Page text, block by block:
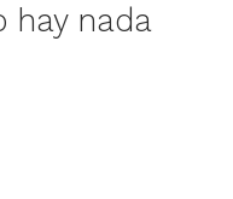
hay nada